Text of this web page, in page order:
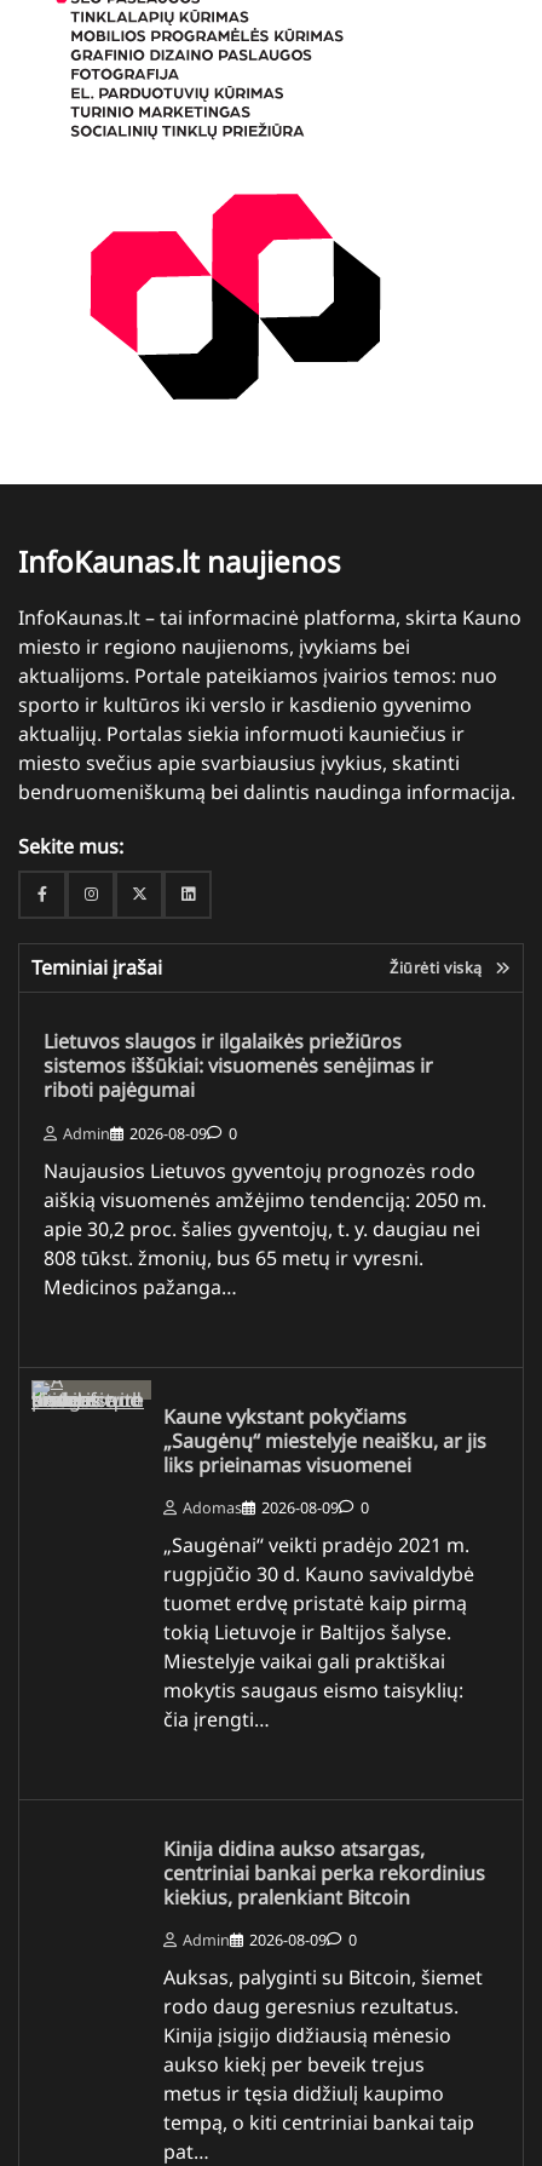
InfoKaunas.lt naujienos
InfoKaunas.lt – tai informacinė platforma, skirta Kauno
miesto ir regiono naujienoms, įvykiams bei
aktualijoms. Portale pateikiamos įvairios temos: nuo
sporto ir kultūros iki verslo ir kasdienio gyvenimo
aktualijų. Portalas siekia informuoti kauniečius ir
miesto svečius apie svarbiausius įvykius, skatinti
bendruomeniškumą bei dalintis naudinga informacija.
Sekite mus:
FacebookInstagramTwitterLinkedin
Teminiai įrašai Žiūrėti viską
Lietuvos slaugos ir ilgalaikės priežiūros
sistemos iššūkiai: visuomenės senėjimas ir
riboti pajėgumai
Admin 2026-08-09 0
Naujausios Lietuvos gyventojų prognozės rodo
aiškią visuomenės amžėjimo tendenciją: 2050 m.
apie 30,2 proc. šalies gyventojų, t. y. daugiau nei
808 tūkst. žmonių, bus 65 metų ir vyresni.
Medicinos pažanga…
Kaune vykstant pokyčiams
„Saugėnų“ miestelyje neaišku, ar jis
liks prieinamas visuomenei
Adomas 2026-08-09 0
„Saugėnai“ veikti pradėjo 2021 m.
rugpjūčio 30 d. Kauno savivaldybė
tuomet erdvę pristatė kaip pirmą
tokią Lietuvoje ir Baltijos šalyse.
Miestelyje vaikai gali praktiškai
mokytis saugaus eismo taisyklių:
čia įrengti…
Kinija didina aukso atsargas,
centriniai bankai perka rekordinius
kiekius, pralenkiant Bitcoin
Admin 2026-08-09 0
Auksas, palyginti su Bitcoin, šiemet
rodo daug geresnius rezultatus.
Kinija įsigijo didžiausią mėnesio
aukso kiekį per beveik trejus
metus ir tęsia didžiulį kaupimo
tempą, o kiti centriniai bankai taip
pat…